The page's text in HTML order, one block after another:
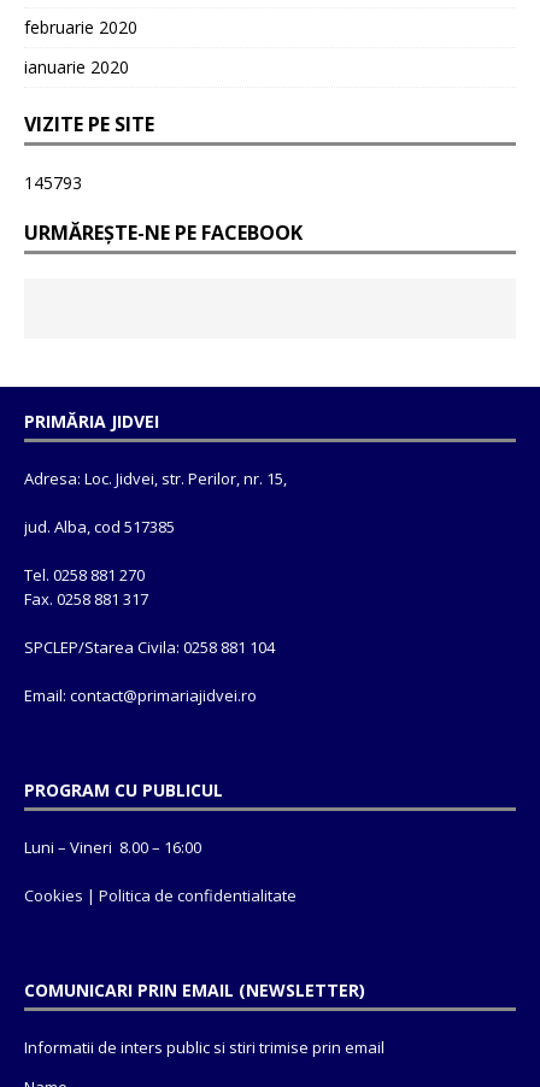
februarie 2020
ianuarie 2020
VIZITE PE SITE
145793
URMĂREȘTE-NE PE FACEBOOK
PRIMĂRIA JIDVEI
Adresa: Loc. Jidvei, str. Perilor, nr. 15,
jud. Alba, cod 517385
Tel. 0258 881 270
Fax. 0258 881 317
SPCLEP/Starea Civila: 0258 881 104
Email: contact@primariajidvei.ro
PROGRAM CU PUBLICUL
Luni – Vineri 8.00 – 16:00
Cookies | Politica de confidentialitate
COMUNICARI PRIN EMAIL (NEWSLETTER)
Informatii de inters public si stiri trimise prin email